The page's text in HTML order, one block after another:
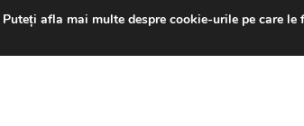
luni-vineri 9 a.m. - 4
Puteți afla mai multe despre cookie-urile pe care